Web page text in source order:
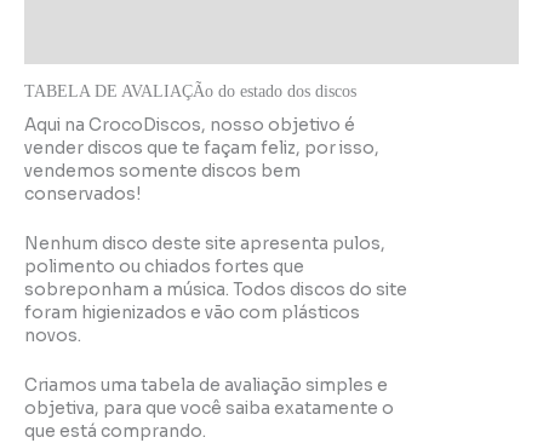
TABELA DE AVALIAÇÃo do estado dos discos
Aqui na CrocoDiscos, nosso objetivo é
vender discos que te façam feliz, por isso,
vendemos somente discos bem
conservados!
Nenhum disco deste site apresenta pulos,
polimento ou chiados fortes que
sobreponham a música. Todos discos do site
foram higienizados e vão com plásticos
novos.
Criamos uma tabela de avaliação simples e
objetiva, para que você saiba exatamente o
que está comprando.